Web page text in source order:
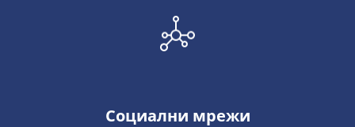
Социални мрежи